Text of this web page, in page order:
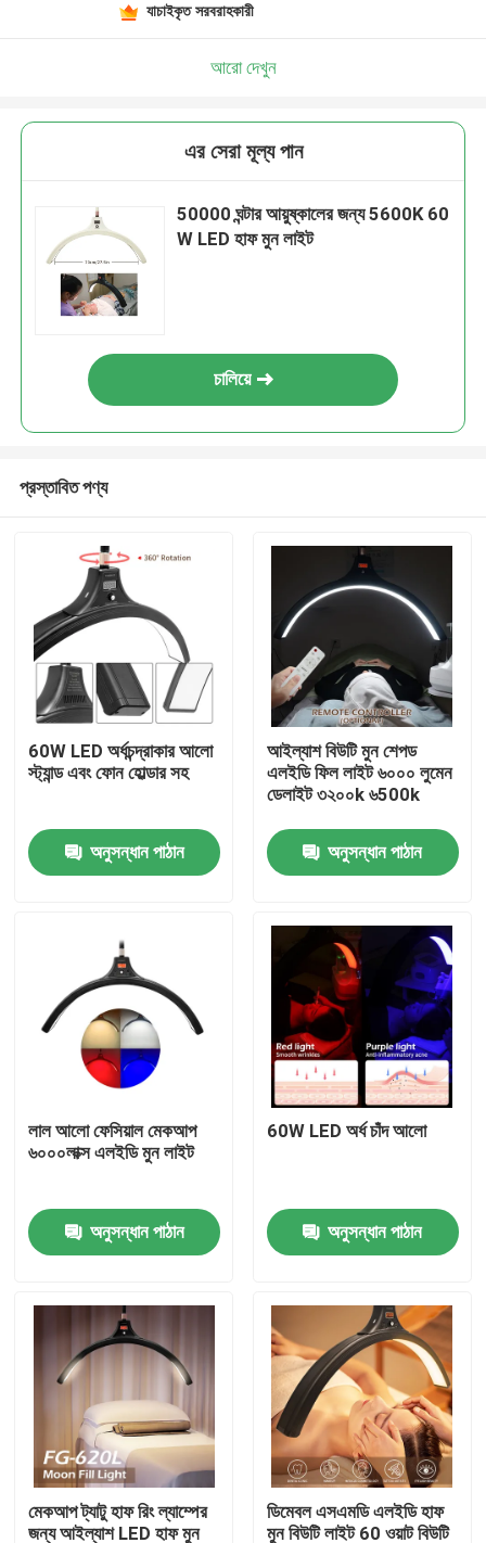
আমাদের সম্বন্ধে
গুণমান নিয়ন্ত্রণ
আমাদের সাথে যোগাযোগ
মামলা
LED ভিডিও স্টুডিও লাইট
যাচাইকৃত সরবরাহকারী
আরো দেখুন
এর সেরা মূল্য পান
50000 ঘন্টার আয়ুষ্কালের জন্য 5600K 60
W LED হাফ মুন লাইট
চালিয়ে
প্রস্তাবিত পণ্য
60W LED অর্ধচন্দ্রাকার আলো
স্ট্যান্ড এবং ফোন হোল্ডার সহ
অনুসন্ধান পাঠান
আইল্যাশ বিউটি মুন শেপড
এলইডি ফিল লাইট ৬০০০ লুমেন
ডেলাইট ৩২০০k ৬500k
অনুসন্ধান পাঠান
লাল আলো ফেসিয়াল মেকআপ
৬০০০লাক্স এলইডি মুন লাইট
অনুসন্ধান পাঠান
60W LED অর্ধ চাঁদ আলো
অনুসন্ধান পাঠান
মেকআপ ট্যাটু হাফ রিং ল্যাম্পের
জন্য আইল্যাশ LED হাফ মুন
ডিমেবল এসএমডি এলইডি হাফ
মুন বিউটি লাইট 60 ওয়াট বিউটি